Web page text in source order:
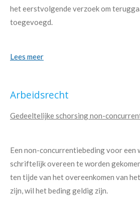
het eerstvolgende verzoek om
toegevoegd.
Lees meer
Arbeidsrecht
Gedeeltelijke schorsing non-
Een non-concurrentiebeding voor een
schriftelijk overeen te worden
ten tijde van het overeenkomen van
zijn, wil het beding geldig zijn.